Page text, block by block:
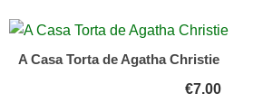
Fair
A Casa Torta de Agatha Christie
€7.00